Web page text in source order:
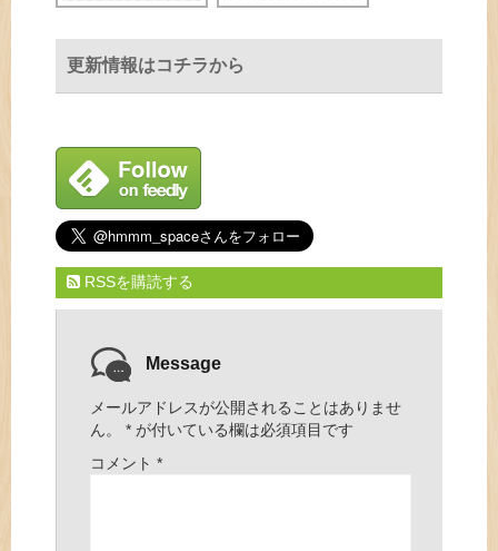
更新情報はコチラから
RSSを購読する
Message
メールアドレスが公開されることはありませ
ん。
* が付いている欄は必須項目です
コメント *